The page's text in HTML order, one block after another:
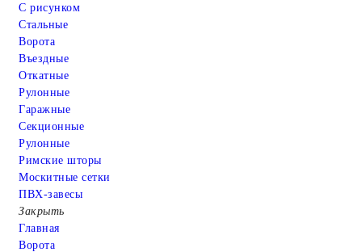
С рисунком
Стальные
Ворота
Въездные
Откатные
Рулонные
Гаражные
Cекционные
Рулонные
Римские шторы
Москитные сетки
ПВХ-завесы
Закрыть
Главная
Ворота